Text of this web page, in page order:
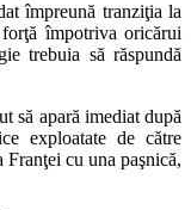
împreună tranziţia la
împotriva oricărui
trebuia să răspundă
să apară imediat după
exploatate de către
Franţei cu una paşnică,